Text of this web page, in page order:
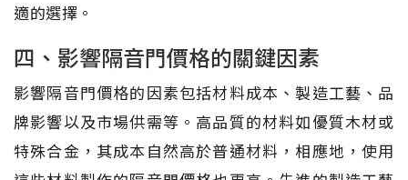
適的選擇。
四、影響隔音門價格的關鍵因素
影響隔音門價格的因素包括材料成本、製造工藝、品
牌影響以及市場供需等。高品質的材料如優質木材或
特殊合金，其成本自然高於普通材料，相應地，使用